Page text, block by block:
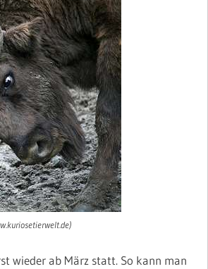
wieder ab März statt. So kann man